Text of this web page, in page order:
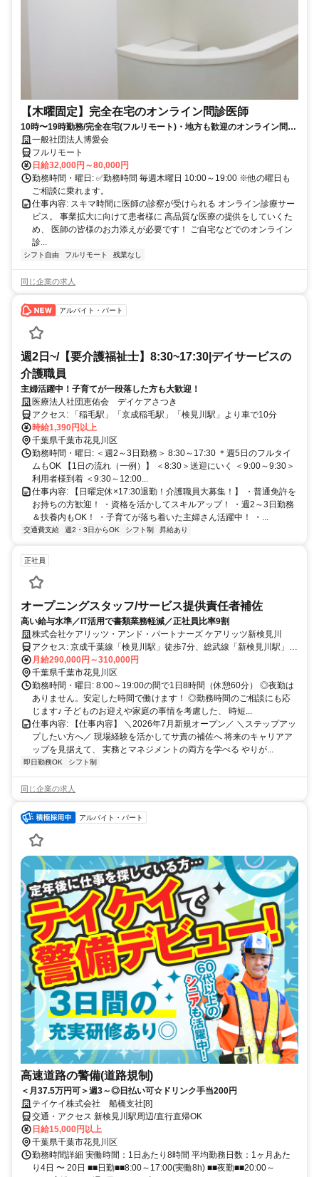
【木曜固定】完全在宅のオンライン問診医師
10時〜19時勤務/完全在宅(フルリモート)・地方も歓迎のオンライン問診
業務一般社団法人博愛会
フルリモート
日給32,000円～80,000円
勤務時間・曜日: ✅勤務時間 毎週木曜日 10:00～19:00 ※他の曜日も
ご相談に乗れます。
仕事内容: スキマ時間に医師の診察が受けられる オンライン診療サー
ビス。 事業拡大に向けて患者様に 高品質な医療の提供をしていくた
め、 医師の皆様のお力添えが必要です！ ご自宅などでのオンライン
診...
シフト自由 フルリモート 残業なし
同じ企業の求人
アルバイト・パート
週2日~/【要介護福祉士】8:30~17:30|デイサービスの
介護職員
主婦活躍中！子育てが一段落した方も大歓迎！
医療法人社団恵佑会 デイケアさつき
アクセス: 「稲毛駅」「京成稲毛駅」「検見川駅」より車で10分
時給1,390円以上
千葉県千葉市花見川区
勤務時間・曜日: ＜週2～3日勤務＞ 8:30～17:30 ＊週5日のフルタイ
ムもOK 【1日の流れ（一例）】 ＜8:30＞送迎にいく ＜9:00～9:30＞
利用者様到着 ＜9:30～12:00...
仕事内容: 【日曜定休×17:30退勤！介護職員大募集！】 ・普通免許を
お持ちの方歓迎！ ・資格を活かしてスキルアップ！ ・週2～3日勤務
＆扶養内もOK！ ・子育てが落ち着いた主婦さん活躍中！ ・...
交通費支給 週2・3日からOK シフト制 昇給あり
正社員
オープニングスタッフ/サービス提供責任者補佐
高い給与水準／IT活用で書類業務軽減／正社員比率9割
株式会社ケアリッツ・アンド・パートナーズ ケアリッツ新検見川
アクセス: 京成千葉線「検見川駅」徒歩7分、総武線「新検見川駅」徒
歩12分
月給290,000円～310,000円
千葉県千葉市花見川区
勤務時間・曜日: 8:00～19:00の間で1日8時間（休憩60分） ◎夜勤は
ありません。安定した時間で働けます！ ◎勤務時間のご相談にも応
じます♪ 子どものお迎えや家庭の事情を考慮した、 時短...
仕事内容: 【仕事内容】 ＼2026年7月新規オープン／ ＼ステップアッ
プしたい方へ／ 現場経験を活かしてサ責の補佐へ 将来のキャリアア
ップを見据えて、 実務とマネジメントの両方を学べる やりが...
即日勤務OK シフト制
同じ企業の求人
アルバイト・パート
高速道路の警備(道路規制)
＜月37.5万円可＞週3～◎日払い可☆ドリンク手当200円
テイケイ株式会社 船橋支社[8]
交通・アクセス 新検見川駅周辺/直行直帰OK
日給15,000円以上
千葉県千葉市花見川区
勤務時間詳細 実働時間：1日あたり8時間 平均勤務日数：1ヶ月あた
り4日 〜 20日 ■■日勤■■8:00～17:00(実働8h) ■■夜勤■■20:00～